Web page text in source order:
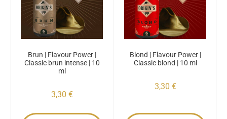
Brun | Flavour Power |
Classic brun intense | 10
ml
3,30 €
Blond | Flavour Power |
Classic blond | 10 ml
3,30 €